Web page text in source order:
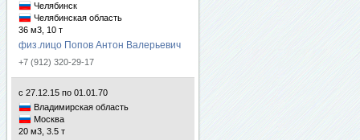
Челябинск
Челябинская область
36 м3, 10 т
физ.лицо Попов Антон Валерьевич
+7 (912) 320-29-17
с 27.12.15 по 01.01.70
Владимирская область
Москва
20 м3, 3.5 т